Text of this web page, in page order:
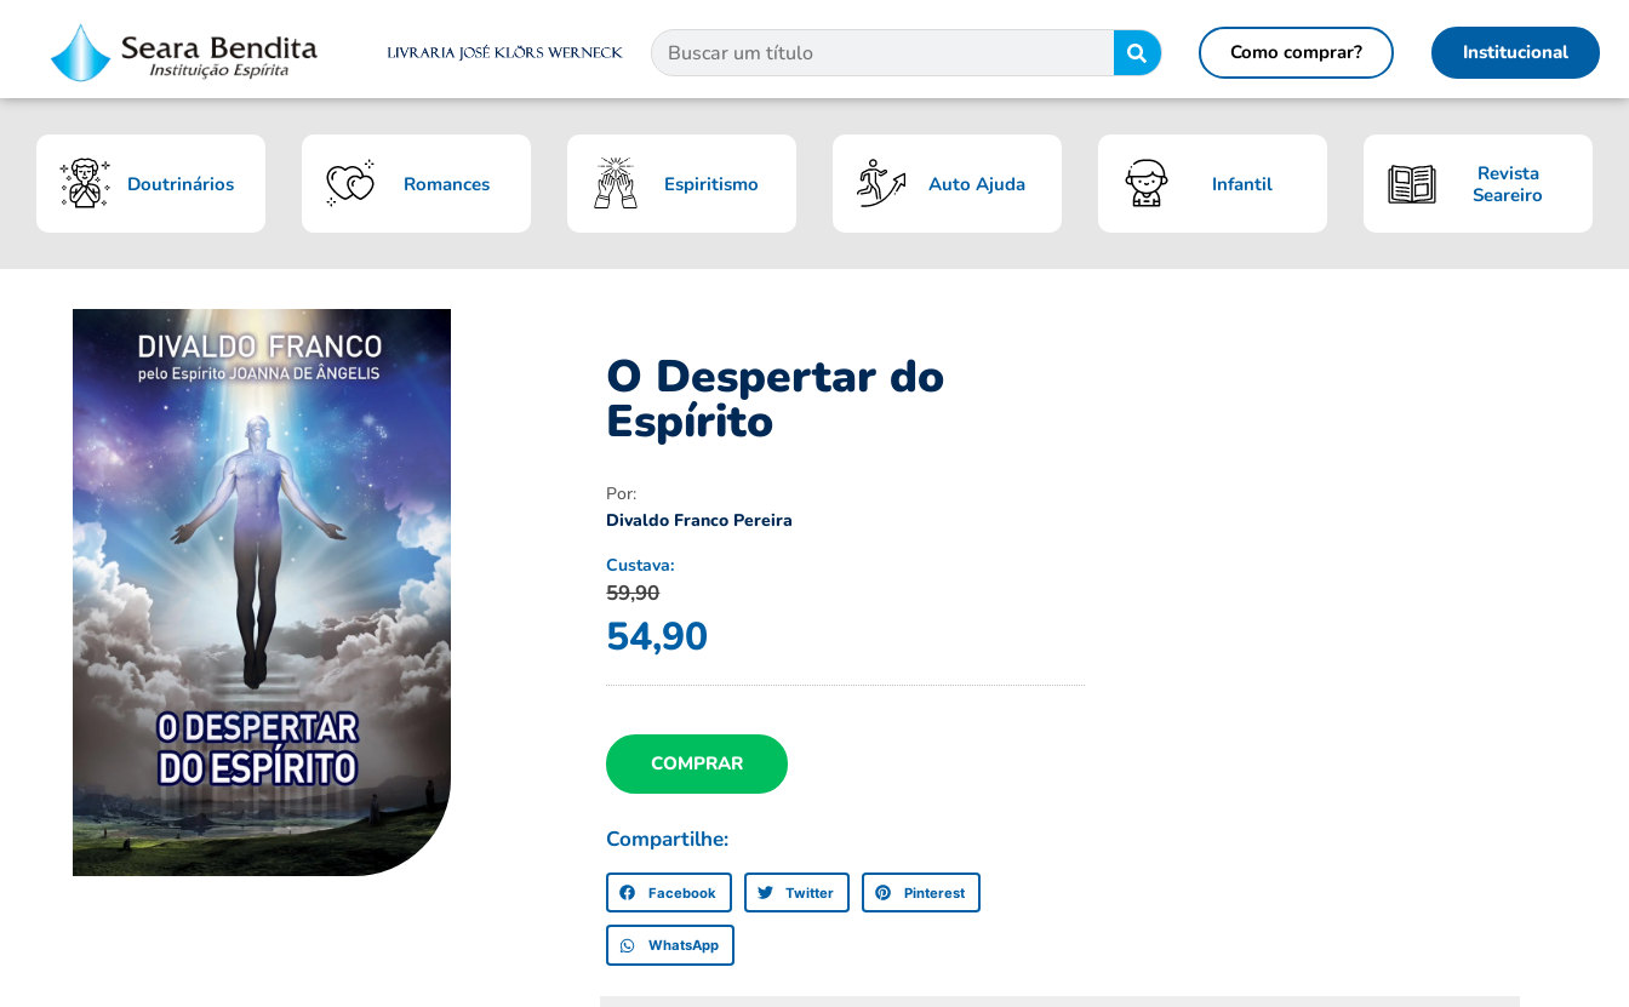
Como comprar? Institucional
Doutrinários Romances Espiritismo Auto Ajuda Infantil
Revista
Seareiro
O Despertar do
Espírito
Por:
Divaldo Franco Pereira
Custava:
59,90
54,90
COMPRAR
Compartilhe:
Facebook Twitter Pinterest
WhatsApp